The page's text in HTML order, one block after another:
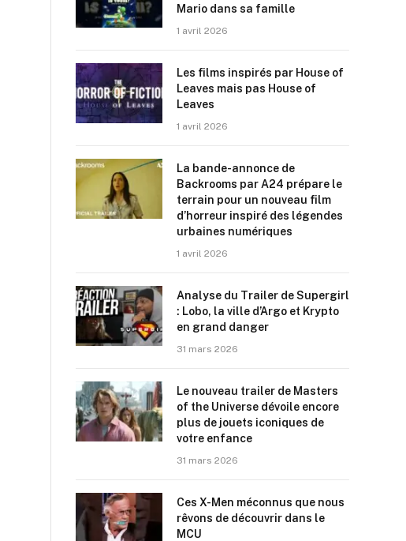
Mario dans sa famille
1 avril 2026
Les films inspirés par House of
Leaves mais pas House of
Leaves
1 avril 2026
La bande-annonce de
Backrooms par A24 prépare le
terrain pour un nouveau film
d’horreur inspiré des légendes
urbaines numériques
1 avril 2026
Analyse du Trailer de Supergirl
: Lobo, la ville d’Argo et Krypto
en grand danger
31 mars 2026
Le nouveau trailer de Masters
of the Universe dévoile encore
plus de jouets iconiques de
votre enfance
31 mars 2026
Ces X-Men méconnus que nous
rêvons de découvrir dans le
MCU